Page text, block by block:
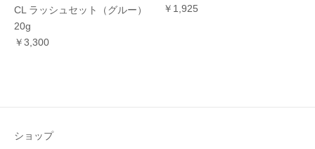
CL ラッシュセット（グルー）
20g
￥3,300
￥1,925
ショップ